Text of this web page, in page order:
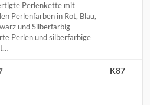
Perlenkette mit
Perlenfarben in Rot, Blau,
und Silberfarbig
Perlen und silberfarbige
K87